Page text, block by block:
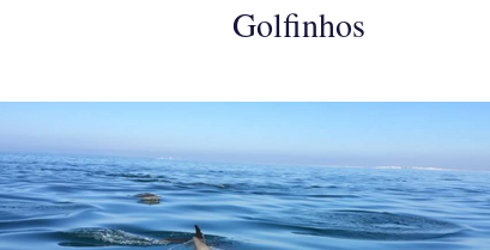
Golfinhos